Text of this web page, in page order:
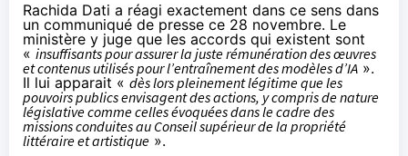
Rachida Dati a réagi exactement dans ce sens dans
un communiqué de presse ce 28 novembre. Le
ministère y juge que les accords qui existent sont
« insuffisants pour assurer la juste rémunération des œuvres
et contenus utilisés pour l’entraînement des modèles d’IA ».
Il lui apparait « dès lors pleinement légitime que les
pouvoirs publics envisagent des actions, y compris de nature
législative comme celles évoquées dans le cadre des
missions conduites au Conseil supérieur de la propriété
littéraire et artistique ».